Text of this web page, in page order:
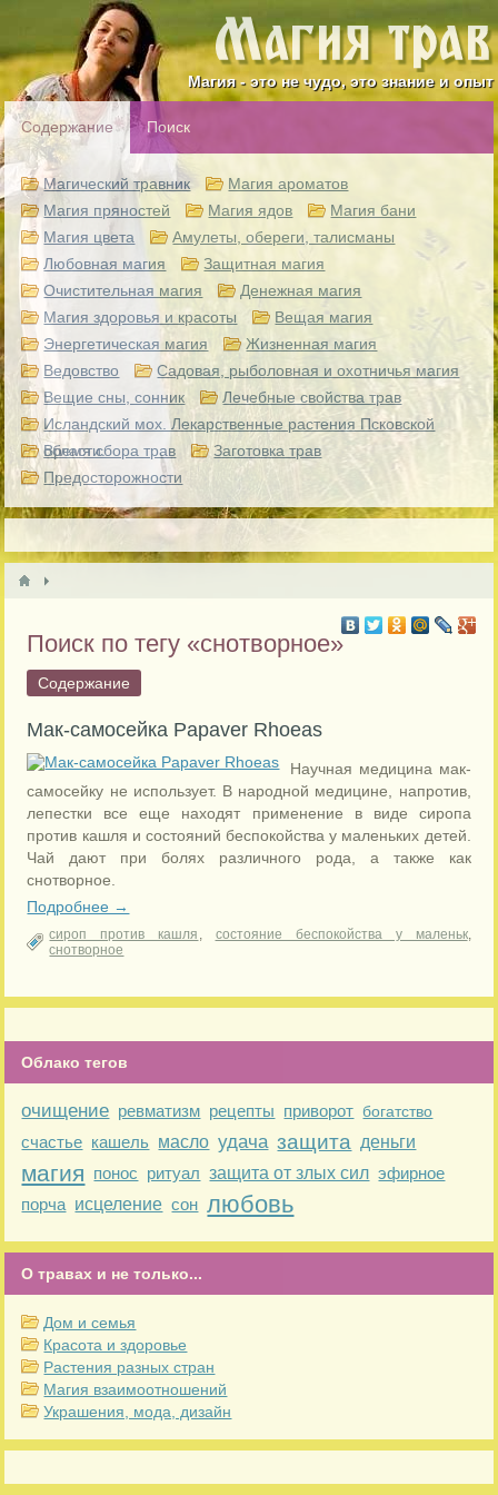
Магия - это не чудо, это знание и опыт
Содержание Поиск
Магический травник
Магия ароматов
Магия пряностей
Магия ядов
Магия бани
Магия цвета
Амулеты, обереги, талисманы
Любовная магия
Защитная магия
Очистительная магия
Денежная магия
Магия здоровья и красоты
Вещая магия
Энергетическая магия
Жизненная магия
Ведовство
Садовая, рыболовная и охотничья магия
Вещие сны, сонник
Лечебные свойства трав
Исландский мох. Лекарственные растения Псковской
области.
Время сбора трав
Заготовка трав
Предосторожности
Поиск по тегу «снотворное»
Содержание
Мак-самосейка Papaver Rhoeas
Научная медицина мак-
самосейку не использует. В народной медицине, напротив,
лепестки все еще находят применение в виде сиропа
против кашля и состояний беспокойства у маленьких детей.
Чай дают при болях различного рода, а также как
снотворное.
Подробнее →
сироп против кашля , состояние беспокойства у маленьк,
снотворное
Облако тегов
очищение ревматизм рецепты приворот богатство
счастье кашель масло удача защита деньги
магия понос ритуал защита от злых сил эфирное
порча исцеление сон любовь
О травах и не только...
Дом и семья
Красота и здоровье
Растения разных стран
Магия взаимоотношений
Украшения, мода, дизайн